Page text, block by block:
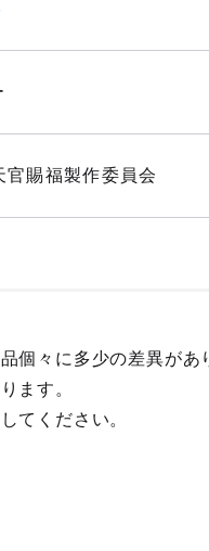
賜福製作委員会
個々に多少の差異があ
ます。
てください。